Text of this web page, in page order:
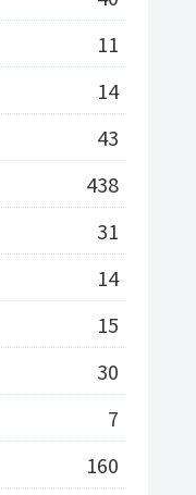
11
14
43
438
31
14
15
30
7
160